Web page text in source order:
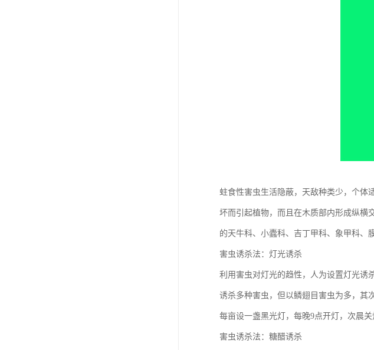
蛀食性害虫生活隐蔽，天敌种类少，个体
坏而引起植物，而且在木质部内形成纵横
的天牛科、小蠹科、吉丁甲科、象甲科、
害虫诱杀法：灯光诱杀
利用害虫对灯光的趋性，人为设置灯光诱
诱杀多种害虫，但以鳞翅目害虫为多，其
每亩设一盏黑光灯，每晚9点开灯，次晨
害虫诱杀法：糖醋诱杀